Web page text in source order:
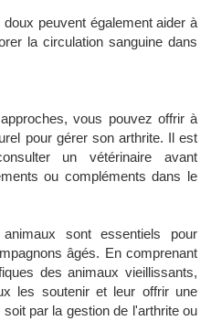
peuvent également aider à
la circulation sanguine dans
vous pouvez offrir à
pour gérer son arthrite. Il est
un vétérinaire avant
ou compléments dans le
sont essentiels pour
âgés. En comprenant
des animaux vieillissants,
les soutenir et leur offrir une
par la gestion de l'arthrite ou